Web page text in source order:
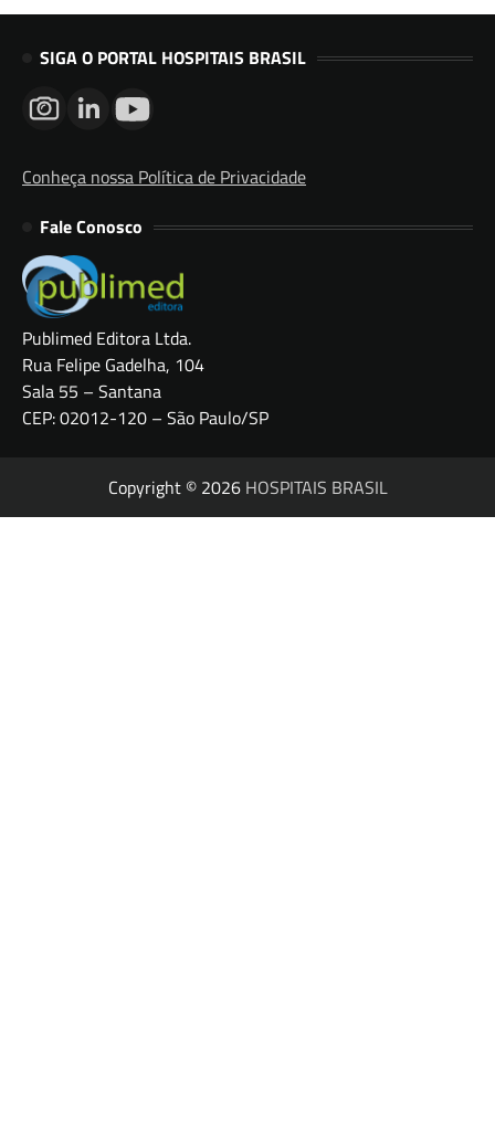
SIGA O PORTAL HOSPITAIS BRASIL
Conheça nossa Política de Privacidade
Fale Conosco
Publimed Editora Ltda.
Rua Felipe Gadelha, 104
Sala 55 – Santana
CEP: 02012-120 – São Paulo/SP
Copyright © 2026 HOSPITAIS BRASIL